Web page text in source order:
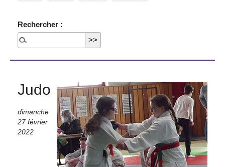
Rechercher :
Judo
dimanche
27 février
2022